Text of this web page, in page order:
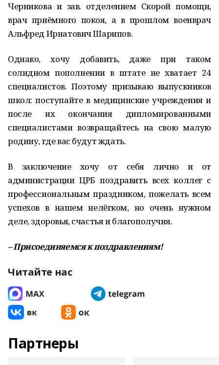
Черникова и зав. отделением Скорой помощи,
врач приёмного покоя, а в прошлом военврач
Альфред Ирнатович Шарипов.
Однако, хочу добавить, даже при таком
солидном пополнении в штате не хватает 24
специалистов. Поэтому призываю выпускников
школ: поступайте в медицинские учреждения и
после их окончания дипломированными
специалистами возвращайтесь на свою малую
родину, где вас будут ждать.
В заключение хочу от себя лично и от
администрации ЦРБ поздравить всех коллег с
профессиональным праздником, пожелать всем
успехов в нашем нелёгком, но очень нужном
деле, здоровья, счастья и благополучия.
– Присоединяемся к поздравлениям!
Читайте нас
Партнеры